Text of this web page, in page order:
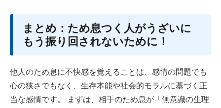
まとめ：ため息つく人がうざいに
もう振り回されないために！
他人のため息に不快感を覚えることは、感情の問題でも
心の狭さでもなく、生存本能や社会的モラルに基づく正
当な感情です。 まずは、相手のため息が「無意識の生理